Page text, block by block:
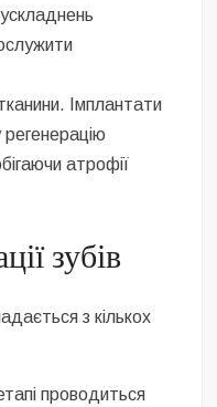
Імплантати
атрофії
зубів
з кількох
проводиться